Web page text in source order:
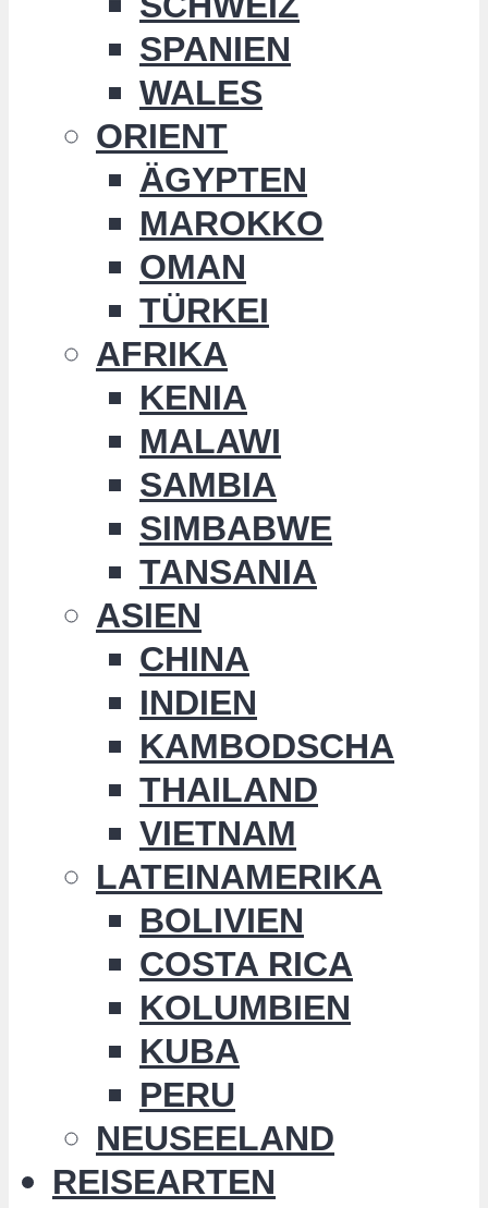
SPANIEN
WALES
ORIENT
ÄGYPTEN
MAROKKO
OMAN
TÜRKEI
AFRIKA
KENIA
MALAWI
SAMBIA
SIMBABWE
TANSANIA
ASIEN
CHINA
INDIEN
KAMBODSCHA
THAILAND
VIETNAM
LATEINAMERIKA
BOLIVIEN
COSTA RICA
KOLUMBIEN
KUBA
PERU
NEUSEELAND
REISEARTEN